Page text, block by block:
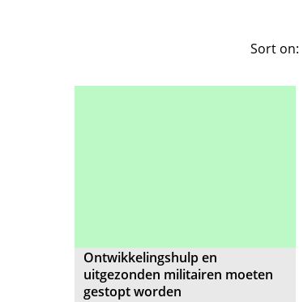
Sort on:
Ontwikkelingshulp en
uitgezonden militairen moeten
gestopt worden